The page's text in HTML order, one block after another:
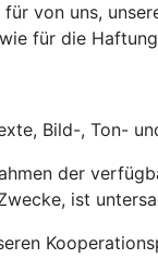
von uns,
für die
Bild-, Ton-
der
ist